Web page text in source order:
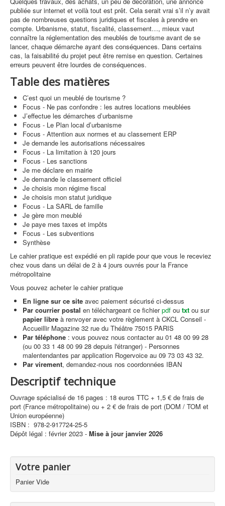
publiée sur internet et voilà tout est prêt. Cela serait vrai s’il n’y avait
pas de nombreuses questions juridiques et fiscales à prendre en
compte. Urbanisme, statut, fiscalité, classement…, mieux vaut
connaître la réglementation des meublés de tourisme avant de se
lancer, chaque démarche ayant des conséquences. Dans certains
cas, la faisabilité du projet peut être remise en question. Certaines
erreurs peuvent être lourdes de conséquences.
Table des matières
C’est quoi un meublé de tourisme ?
Focus - Ne pas confondre : les autres locations meublées
J’effectue les démarches d’urbanisme
Focus - Le Plan local d’urbanisme
Focus - Attention aux normes et au classement ERP
Je demande les autorisations nécessaires
Focus - La limitation à 120 jours
Focus - Les sanctions
Je me déclare en mairie
Je demande le classement officiel
Je choisis mon régime fiscal
Je choisis mon statut juridique
Focus - La SARL de famille
Je gère mon meublé
Je paye mes taxes et impôts
Focus - Les subventions
Synthèse
Le cahier pratique est expédié en pli rapide pour que vous le receviez
chez vous dans un délai de 2 à 4 jours ouvrés pour la France
métropolitaine
Vous pouvez acheter le cahier pratique
En ligne sur ce site avec paiement sécurisé ci-dessus
Par courrier postal en téléchargeant ce fichierpdf ou txt ou sur
papier libre à renvoyer avec votre règlement à CKCL Conseil -
Accueillir Magazine 32 rue du Théâtre 75015 PARIS
Par téléphone : vous pouvez nous contacter au 01 48 00 99 28
(ou 00 33 1 48 00 99 28 depuis l'étranger) - Personnes
malentendantes par application Rogervoice au 09 73 03 43 32.
Par virement, demandez-nous nos coordonnées IBAN
Descriptif technique
Ouvrage spécialisé de 16 pages : 18 euros TTC + 1,5 € de frais de
port (France métropolitaine) ou + 2 € de frais de port (DOM / TOM et
Union européenne)
ISBN : 978-2-917724-25-5
Dépôt légal : février 2023 - Mise à jour janvier 2026
Votre panier
Panier Vide